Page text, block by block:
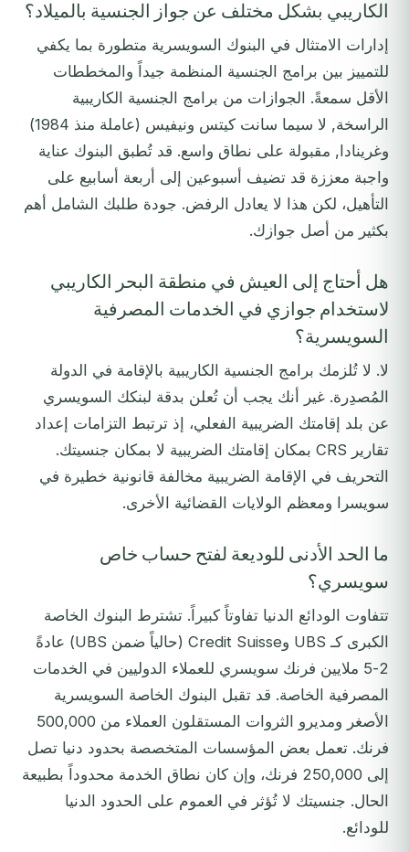
الكاريبي بشكل مختلف عن جواز الجنسية بالميلاد؟
إدارات الامتثال في البنوك السويسرية متطورة بما يكفي
للتمييز بين برامج الجنسية المنظمة جيداً والمخططات
الأقل سمعةً. الجوازات من برامج الجنسية الكاريبية
الراسخة, لا سيما سانت كيتس ونيفيس (عاملة منذ 1984)
وغرينادا, مقبولة على نطاق واسع. قد تُطبق البنوك عناية
واجبة معززة قد تضيف أسبوعين إلى أربعة أسابيع على
التأهيل، لكن هذا لا يعادل الرفض. جودة طلبك الشامل أهم
بكثير من أصل جوازك.
هل أحتاج إلى العيش في منطقة البحر الكاريبي
لاستخدام جوازي في الخدمات المصرفية
السويسرية؟
لا. لا تُلزمك برامج الجنسية الكاريبية بالإقامة في الدولة
المُصدِرة. غير أنك يجب أن تُعلن بدقة لبنكك السويسري
عن بلد إقامتك الضريبية الفعلي، إذ ترتبط التزامات إعداد
تقارير CRS بمكان إقامتك الضريبية لا بمكان جنسيتك.
التحريف في الإقامة الضريبية مخالفة قانونية خطيرة في
سويسرا ومعظم الولايات القضائية الأخرى.
ما الحد الأدنى للوديعة لفتح حساب خاص
سويسري؟
تتفاوت الودائع الدنيا تفاوتاً كبيراً. تشترط البنوك الخاصة
الكبرى كـ UBS وCredit Suisse (حالياً ضمن UBS) عادةً
2-5 ملايين فرنك سويسري للعملاء الدوليين في الخدمات
المصرفية الخاصة. قد تقبل البنوك الخاصة السويسرية
الأصغر ومديرو الثروات المستقلون العملاء من 500,000
فرنك. تعمل بعض المؤسسات المتخصصة بحدود دنيا تصل
إلى 250,000 فرنك، وإن كان نطاق الخدمة محدوداً بطبيعة
الحال. جنسيتك لا تُؤثر في العموم على الحدود الدنيا
للودائع.